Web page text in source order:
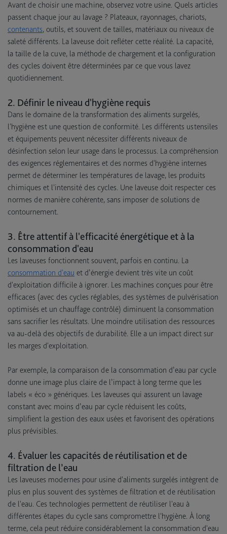
Avant de choisir une machine, observez votre usine. Quels articles
passent chaque jour au lavage ? Plateaux, rayonnages, chariots,
contenants, outils, et souvent de tailles, matériaux ou niveaux de
saleté différents. La laveuse doit refléter cette réalité. La capacité,
la taille de la cuve, la méthode de chargement et la configuration
des cycles doivent être déterminées par ce que vous lavez
quotidiennement.
2. Définir le niveau d'hygiène requis
Dans le domaine de la transformation des aliments surgelés,
l'hygiène est une question de conformité. Les différents ustensiles
et équipements peuvent nécessiter différents niveaux de
désinfection selon leur usage dans le processus. La compréhension
des exigences réglementaires et des normes d'hygiène internes
permet de déterminer les températures de lavage, les produits
chimiques et l'intensité des cycles. Une laveuse doit respecter ces
normes de manière cohérente, sans imposer de solutions de
contournement.
3. Être attentif à l'efficacité énergétique et à la
consommation d'eau
Les laveuses fonctionnent souvent, parfois en continu. La
consommation d'eau et d’énergie devient très vite un coût
d'exploitation difficile à ignorer. Les machines conçues pour être
efficaces (avec des cycles réglables, des systèmes de pulvérisation
optimisés et un chauffage contrôlé) diminuent la consommation
sans sacrifier les résultats. Une moindre utilisation des ressources
va au-delà des objectifs de durabilité. Elle a un impact direct sur
les marges d'exploitation.
Par exemple, la comparaison de la consommation d’eau par cycle
donne une image plus claire de l’impact à long terme que les
labels « éco » génériques. Les laveuses qui assurent un lavage
constant avec moins d’eau par cycle réduisent les coûts,
simplifient la gestion des eaux usées et favorisent des opérations
plus prévisibles.
4. Évaluer les capacités de réutilisation et de
filtration de l’eau
Les laveuses modernes pour usine d'aliments surgelés intègrent de
plus en plus souvent des systèmes de filtration et de réutilisation
de l'eau. Ces technologies permettent de réutiliser l'eau à
différentes étapes du cycle sans compromettre l'hygiène. À long
terme, cela peut réduire considérablement la consommation d'eau